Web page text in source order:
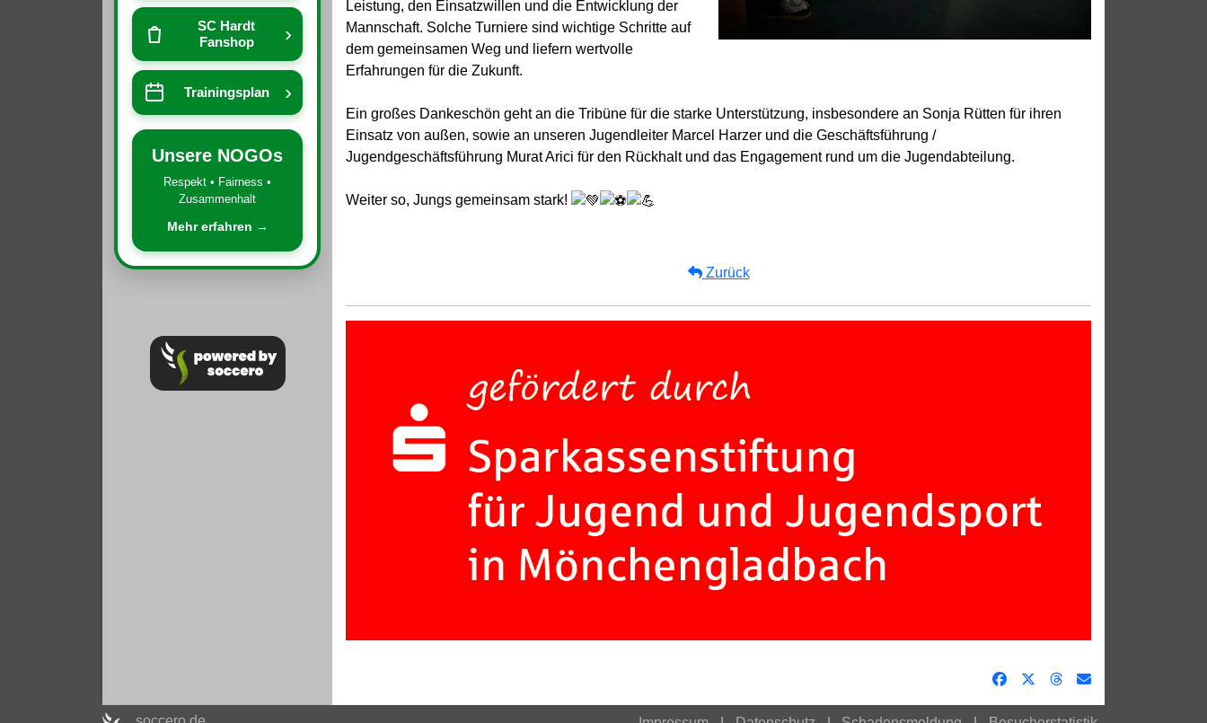
SC Hardt
Fanshop
›
Trainingsplan ›
Unsere NOGOs
Respekt • Fairness •
Zusammenhalt
Mehr erfahren →
Leistung, den Einsatzwillen und die Entwicklung der
Mannschaft. Solche Turniere sind wichtige Schritte auf
dem gemeinsamen Weg und liefern wertvolle
Erfahrungen für die Zukunft.
Ein großes Dankeschön geht an die Tribüne für die starke Unterstützung, insbesondere an Sonja Rütten für ihren
Einsatz von außen, sowie an unseren Jugendleiter Marcel Harzer und die Geschäftsführung /
Jugendgeschäftsführung Murat Arici für den Rückhalt und das Engagement rund um die Jugendabteilung.
Weiter so, Jungs gemeinsam stark!
Zurück